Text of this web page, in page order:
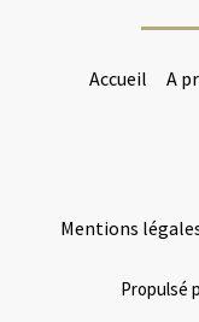
Accueil A
Mentions
Propulsé